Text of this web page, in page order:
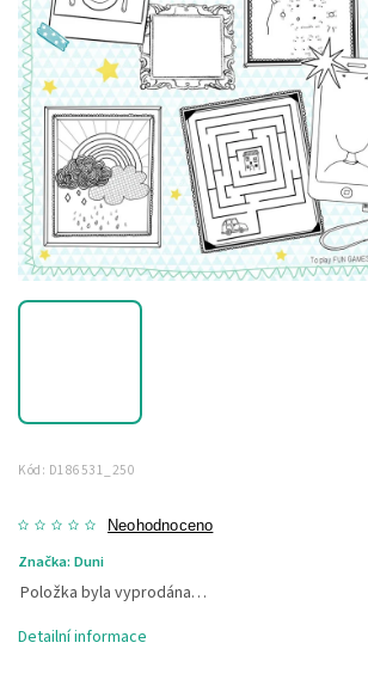
Kód: D186531_250
Neohodnoceno
Značka: Duni
Položka byla vyprodána…
Detailní informace